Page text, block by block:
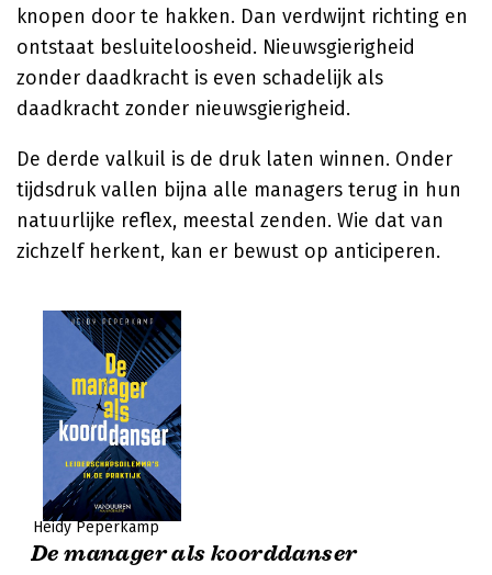
knopen door te hakken. Dan verdwijnt richting en
ontstaat besluiteloosheid. Nieuwsgierigheid
zonder daadkracht is even schadelijk als
daadkracht zonder nieuwsgierigheid.
De derde valkuil is de druk laten winnen. Onder
tijdsdruk vallen bijna alle managers terug in hun
natuurlijke reflex, meestal zenden. Wie dat van
zichzelf herkent, kan er bewust op anticiperen.
Heidy Peperkamp
De manager als koorddanser